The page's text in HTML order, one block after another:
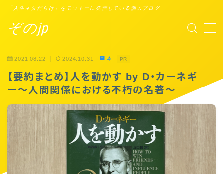
ぞのjp
「人生ネタだらけ」をモットーに発信している個人ブログ
MENU
Points of You
タスクシュート時間術
2021.08.22 2024.10.31 本 PR
【要約まとめ】人を動かす by D・カーネギ
ー〜人間関係における不朽の名著〜